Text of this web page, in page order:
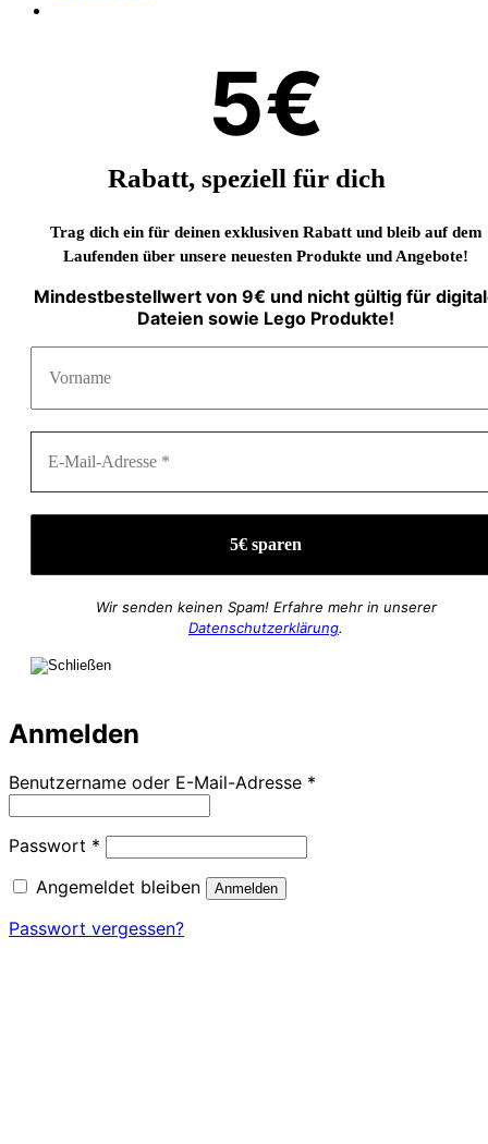
5€
Rabatt, speziell für dich
Trag dich ein für deinen exklusiven Rabatt und bleib auf dem
Laufenden über unsere neuesten Produkte und Angebote!
Mindestbestellwert von 9€ und nicht gültig für
Dateien sowie Lego Produkte!
Wir senden keinen Spam! Erfahre mehr in unserer
Datenschutzerklärung.
Anmelden
Benutzername oder E-Mail-Adresse *
Passwort * Erforderlich
Angemeldet bleiben
Anmelden
Passwort vergessen?